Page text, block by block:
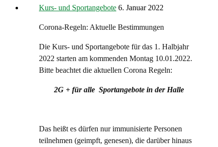
Kurs- und Sportangebote 6. Januar 2022
Corona-Regeln: Aktuelle Bestimmungen
Die Kurs- und Sportangebote für das 1. Halbjahr
2022 starten am kommenden Montag 10.01.2022.
Bitte beachtet die aktuellen Corona Regeln:
2G + für alle Sportangebote in der Halle
Das heißt es dürfen nur immunisierte Personen
teilnehmen (geimpft, genesen), die darüber hinaus